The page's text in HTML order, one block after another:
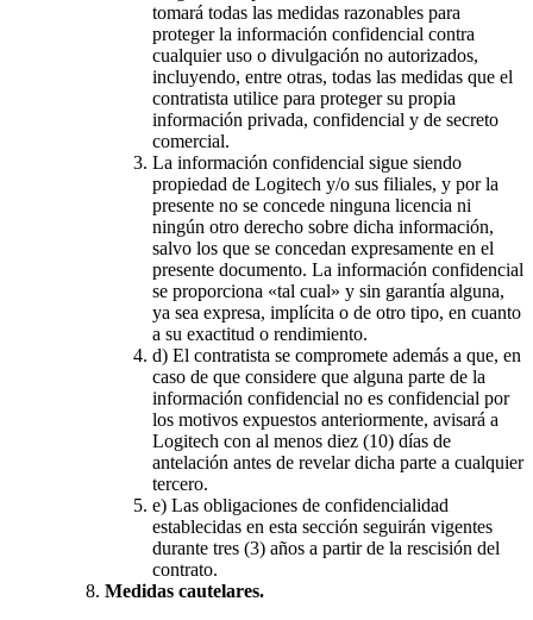
tomará todas las medidas razonables para
proteger la información confidencial contra
cualquier uso o divulgación no autorizados,
incluyendo, entre otras, todas las medidas que el
contratista utilice para proteger su propia
información privada, confidencial y de secreto
comercial.
La información confidencial sigue siendo
propiedad de Logitech y/o sus filiales, y por la
presente no se concede ninguna licencia ni
ningún otro derecho sobre dicha información,
salvo los que se concedan expresamente en el
presente documento. La información confidencial
se proporciona «tal cual» y sin garantía alguna,
ya sea expresa, implícita o de otro tipo, en cuanto
a su exactitud o rendimiento.
d) El contratista se compromete además a que, en
caso de que considere que alguna parte de la
información confidencial no es confidencial por
los motivos expuestos anteriormente, avisará a
Logitech con al menos diez (10) días de
antelación antes de revelar dicha parte a cualquier
tercero.
e) Las obligaciones de confidencialidad
establecidas en esta sección seguirán vigentes
durante tres (3) años a partir de la rescisión del
contrato.
Medidas cautelares.